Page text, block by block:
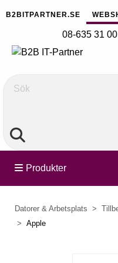
B2BITPARTNER.SE
08-635 31 00
Sök
Produkter
Datorer & Arbetsplats
Apple